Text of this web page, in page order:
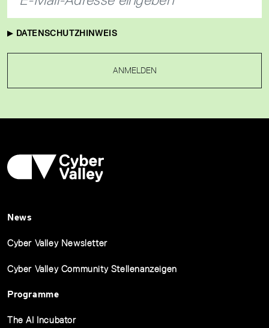
DATENSCHUTZHINWEIS
ANMELDEN
News
Cyber Valley Newsletter
Cyber Valley Community Stellenanzeigen
Programme
The AI Incubator